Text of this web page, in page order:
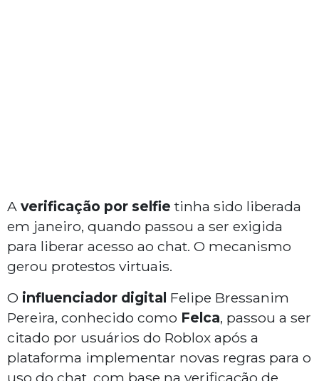
A verificação por selfie tinha sido liberada
em janeiro, quando passou a ser exigida
para liberar acesso ao chat. O mecanismo
gerou protestos virtuais.
O influenciador digital Felipe Bressanim
Pereira, conhecido como Felca, passou a ser
citado por usuários do Roblox após a
plataforma implementar novas regras para o
uso do chat, com base na verificação de